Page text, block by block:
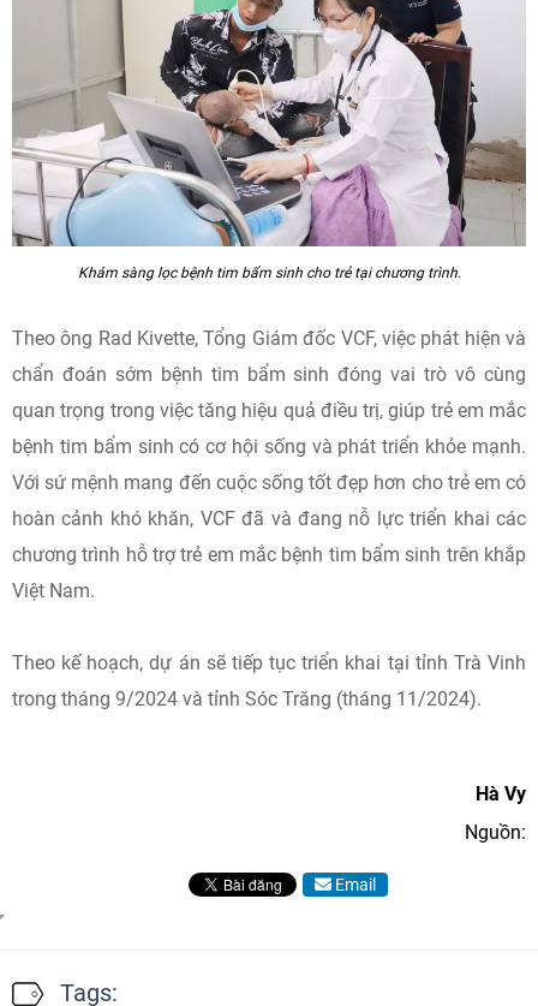
Khám sàng lọc bệnh tim bẩm sinh cho trẻ tại chương trình.
Theo ông Rad Kivette, Tổng Giám đốc VCF, việc phát hiện và
chẩn đoán sớm bệnh tim bẩm sinh đóng vai trò vô cùng
quan trọng trong việc tăng hiệu quả điều trị, giúp trẻ em mắc
bệnh tim bẩm sinh có cơ hội sống và phát triển khỏe mạnh.
Với sứ mệnh mang đến cuộc sống tốt đẹp hơn cho trẻ em có
hoàn cảnh khó khăn, VCF đã và đang nỗ lực triển khai các
chương trình hỗ trợ trẻ em mắc bệnh tim bẩm sinh trên khắp
Việt Nam.
Theo kế hoạch, dự án sẽ tiếp tục triển khai tại tỉnh Trà Vinh
trong tháng 9/2024 và tỉnh Sóc Trăng (tháng 11/2024).
Hà Vy
Nguồn:
Email
Tags: